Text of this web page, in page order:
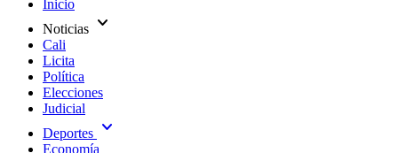
Inicio
Noticias expand_more
Cali
Licita
Política
Elecciones
Judicial
Deportes expand_more
Economía